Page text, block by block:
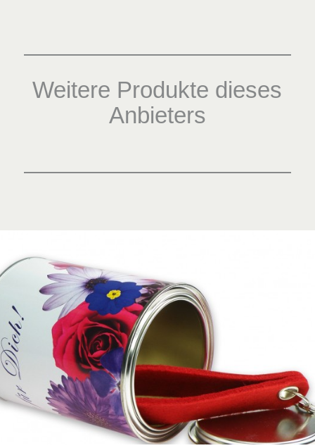
Weitere Produkte dieses
Anbieters